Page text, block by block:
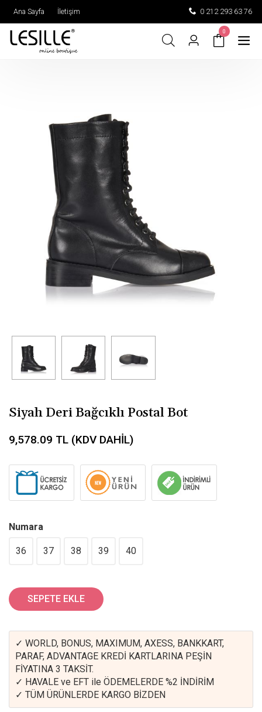
Ana Sayfa İletişim 0 212 293 63 76
0
Siyah Deri Bağcıklı Postal Bot
9,578.09 TL (KDV DAHİL)
Numara
36 37 38 39 40
SEPETE EKLE
✓ WORLD, BONUS, MAXIMUM, AXESS, BANKKART,
PARAF, ADVANTAGE KREDİ KARTLARINA PEŞİN
FİYATINA 3 TAKSİT.
✓ HAVALE ve EFT ile ÖDEMELERDE %2 İNDİRİM
✓ TÜM ÜRÜNLERDE KARGO BİZDEN